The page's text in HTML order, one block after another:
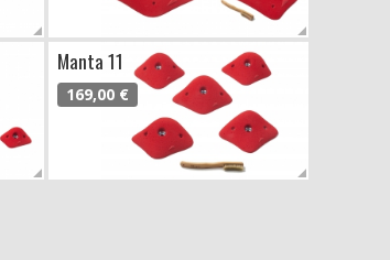
Manta 11
169,00 €